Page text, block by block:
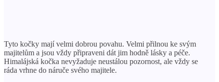
Tyto kočky mají velmi dobrou povahu. Velmi přilnou ke svým
majitelům a jsou vždy připraveni dát jim hodně lásky a péče.
Himalájská kočka nevyžaduje neustálou pozornost, ale vždy se
ráda vrhne do náruče svého majitele.